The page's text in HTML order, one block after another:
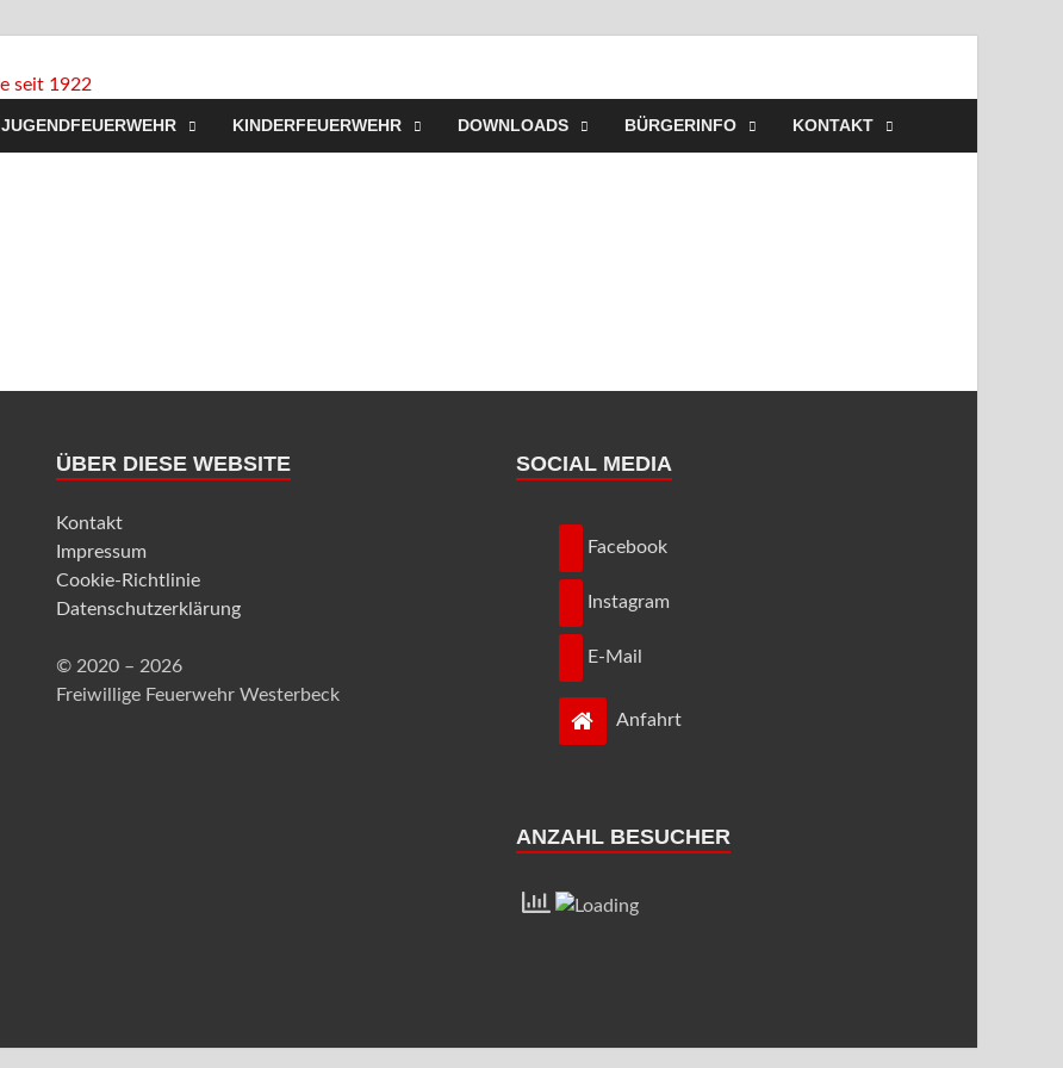
Freiwillige Feuerwehr Westerbeck – Wir
für Sie seit 1922
Homepage der Freiwilligen Feuerwehr Westerbeck: Aktuelles, Veranstaltungen, Einsätze, Unsere Wehr,
Jugendfeuerwehr, Mach mit!
JUGENDFEUERWEHR KINDERFEUERWEHR DOWNLOADS BÜRGERINFO KONTAKT
ÜBER DIESE WEBSITE
Kontakt
Impressum
Cookie-Richtlinie
Datenschutzerklärung
© 2020 – 2026
Freiwillige Feuerwehr Westerbeck
SOCIAL MEDIA
Facebook
Instagram
E-Mail
Anfahrt
ANZAHL BESUCHER